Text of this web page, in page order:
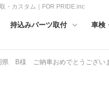
・カスタム｜FOR PRIDE.inc
持込みパーツ取付 車検
様 ご納車おめでとうございま